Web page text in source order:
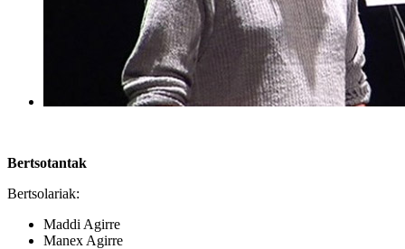
Bertsotantak
Bertsolariak:
Maddi Agirre
Manex Agirre